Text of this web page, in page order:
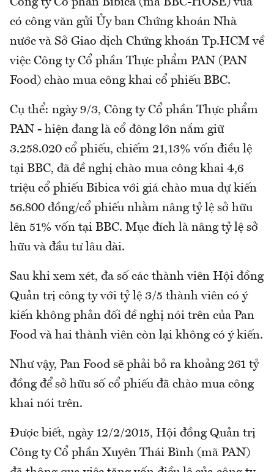
có công văn gửi Ủy ban Chứng khoán Nhà
nước và Sở Giao dịch Chứng khoán Tp.HCM về
việc Công ty Cổ phần Thực phẩm PAN (PAN
Food) chào mua công khai cổ phiếu BBC.
Cụ thể: ngày 9/3, Công ty Cổ phần Thực phẩm
PAN - hiện đang là cổ đông lớn nắm giữ
3.258.020 cổ phiếu, chiếm 21,13% vốn điều lệ
tại BBC, đã đề nghị chào mua công khai 4,6
triệu cổ phiếu Bibica với giá chào mua dự kiến
56.800 đồng/cổ phiếu nhằm nâng tỷ lệ sở hữu
lên 51% vốn tại BBC. Mục đích là nâng tỷ lệ sở
hữu và đầu tư lâu dài.
Sau khi xem xét, đa số các thành viên Hội đồng
Quản trị công ty với tỷ lệ 3/5 thành viên có ý
kiến không phản đối đề nghị nói trên của Pan
Food và hai thành viên còn lại không có ý kiến.
Như vậy, Pan Food sẽ phải bỏ ra khoảng 261 tỷ
đồng để sở hữu số cổ phiếu đã chào mua công
khai nói trên.
Được biết, ngày 12/2/2015, Hội đồng Quản trị
Công ty Cổ phần Xuyên Thái Bình (mã PAN)